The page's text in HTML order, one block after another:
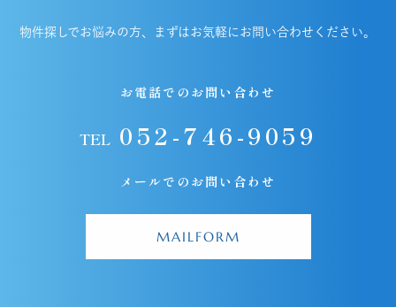
物件探しでお悩みの方、まずはお気軽にお問い合わせください。
お電話でのお問い合わせ
TEL052-746-9059
メールでのお問い合わせ
MAILFORM